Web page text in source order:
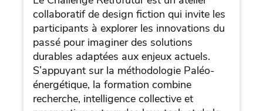
collaboratif de design fiction qui invite les
participants à explorer les innovations du
passé pour imaginer des solutions
durables adaptées aux enjeux actuels.
S’appuyant sur la méthodologie Paléo-
énergétique, la formation combine
recherche, intelligence collective et